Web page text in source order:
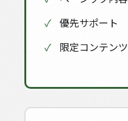
✓ 優先サポート
✓
限定コンテンツ